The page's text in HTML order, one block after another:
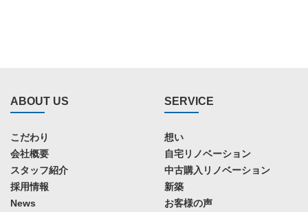
ABOUT US
こだわり
会社概要
スタッフ紹介
採用情報
News
SERVICE
想い
自宅リノベーション
中古購入リノベーション
新築
お客様の声